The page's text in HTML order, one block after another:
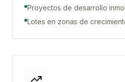
Proyectos de desarrollo
Lotes en zonas de